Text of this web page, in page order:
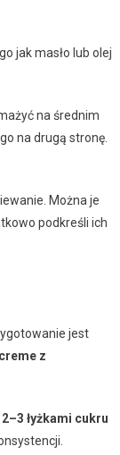
jak masło lub olej
na średnim
na drugą stronę.
Można je
podkreśli ich
jest
creme z
2–3 łyżkami cukru